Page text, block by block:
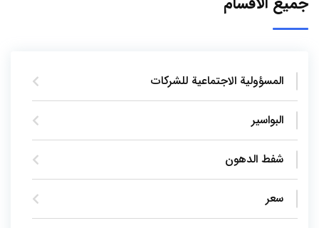
المسؤولية الاجتماعية للشركات
البواسير
شفط الدهون
سعر